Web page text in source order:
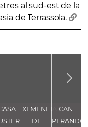
de Terrassola.
XEMENEIA
DE
CAN